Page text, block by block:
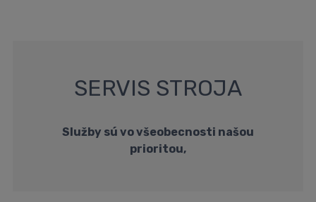
SERVIS STROJA
Služby sú vo všeobecnosti našou
prioritou,